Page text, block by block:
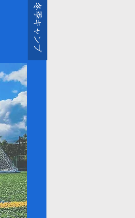
冬季キャンプ